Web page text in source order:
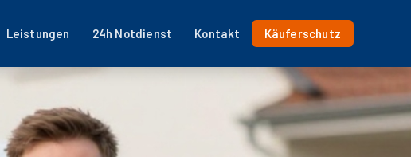
Leistungen 24h Notdienst Kontakt Käuferschutz